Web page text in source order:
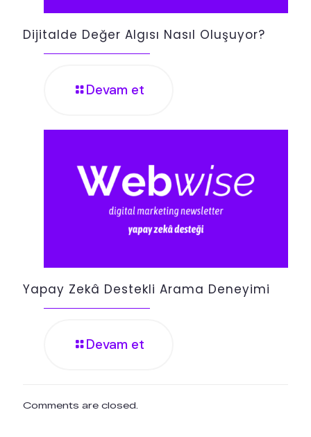
Dijitalde Değer Algısı Nasıl Oluşuyor?
Devam et
Yapay Zekâ Destekli Arama Deneyimi
Devam et
Comments are closed.